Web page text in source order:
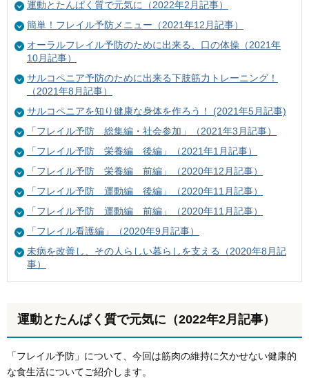
運動とたんぱく質で元気に（2022年2月記事）
簡単！フレイル予防メニュー（2021年12月記事）
オーラルフレイル予防のために出来る、口の体操（2021年
10月記事）
サルコペニア予防のために出来る下肢筋力トレーニング！
（2021年8月記事）
サルコペニアを知り健康な身体を作ろう！ (2021年5月記事)
「フレイル予防 総集編・社会参加」（2021年3月記事）
「フレイル予防 栄養編 後編」（2021年1月記事）
「フレイル予防 栄養編 前編」（2020年12月記事）
「フレイル予防 運動編 後編」（2020年11月記事）
「フレイル予防 運動編 前編」（2020年11月記事）
「フレイル看護編」（2020年9月記事）
未病を改善し、その人らしい暮らしを支える（2020年8月記
事）
運動とたんぱく質で元気に（2022年2月記事）
「フレイル予防」について、今回は筋肉の維持に欠かせない健康的
な食生活についてご紹介します。